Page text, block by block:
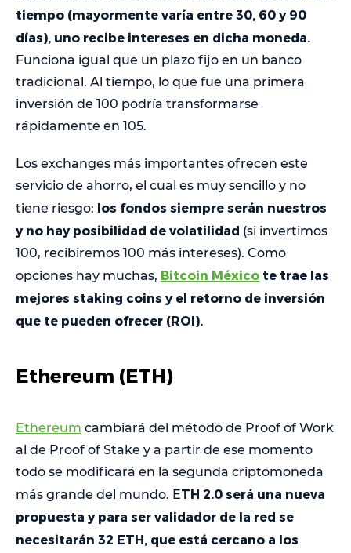
tiempo (mayormente varía entre 30, 60 y 90
días), uno recibe intereses en dicha moneda.
Funciona igual que un plazo fijo en un banco
tradicional. Al tiempo, lo que fue una primera
inversión de 100 podría transformarse
rápidamente en 105.
Los exchanges más importantes ofrecen este
servicio de ahorro, el cual es muy sencillo y no
tiene riesgo: los fondos siempre serán nuestros
y no hay posibilidad de volatilidad (si invertimos
100, recibiremos 100 más intereses). Como
opciones hay muchas, Bitcoin México te trae las
mejores staking coins y el retorno de inversión
que te pueden ofrecer (ROI).
Ethereum (ETH)
Ethereum cambiará del método de Proof of Work
al de Proof of Stake y a partir de ese momento
todo se modificará en la segunda criptomoneda
más grande del mundo. ETH 2.0 será una nueva
propuesta y para ser validador de la red se
necesitarán 32 ETH, que está cercano a los